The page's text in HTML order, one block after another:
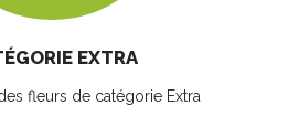
EXTRA
fleurs de catégorie Extra